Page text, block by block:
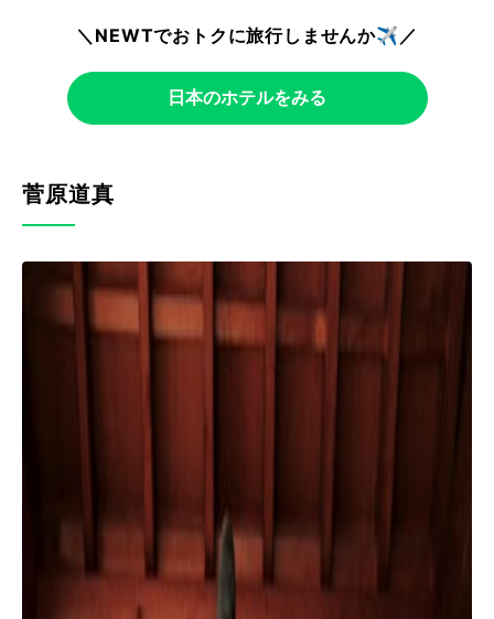
＼NEWTでおトクに旅行しませんか✈️／
日本のホテルをみる
菅原道真